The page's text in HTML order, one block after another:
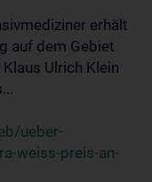
erhält
auf dem Gebiet
Ulrich Klein
ueber-
weiss-preis-an-